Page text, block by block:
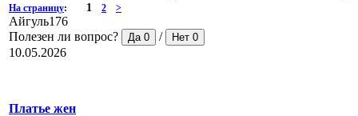
На страницу: 1 2 >
Айгуль176
Полезен ли вопрос?
Да 0 / Нет 0
10.05.2026
Платье жен